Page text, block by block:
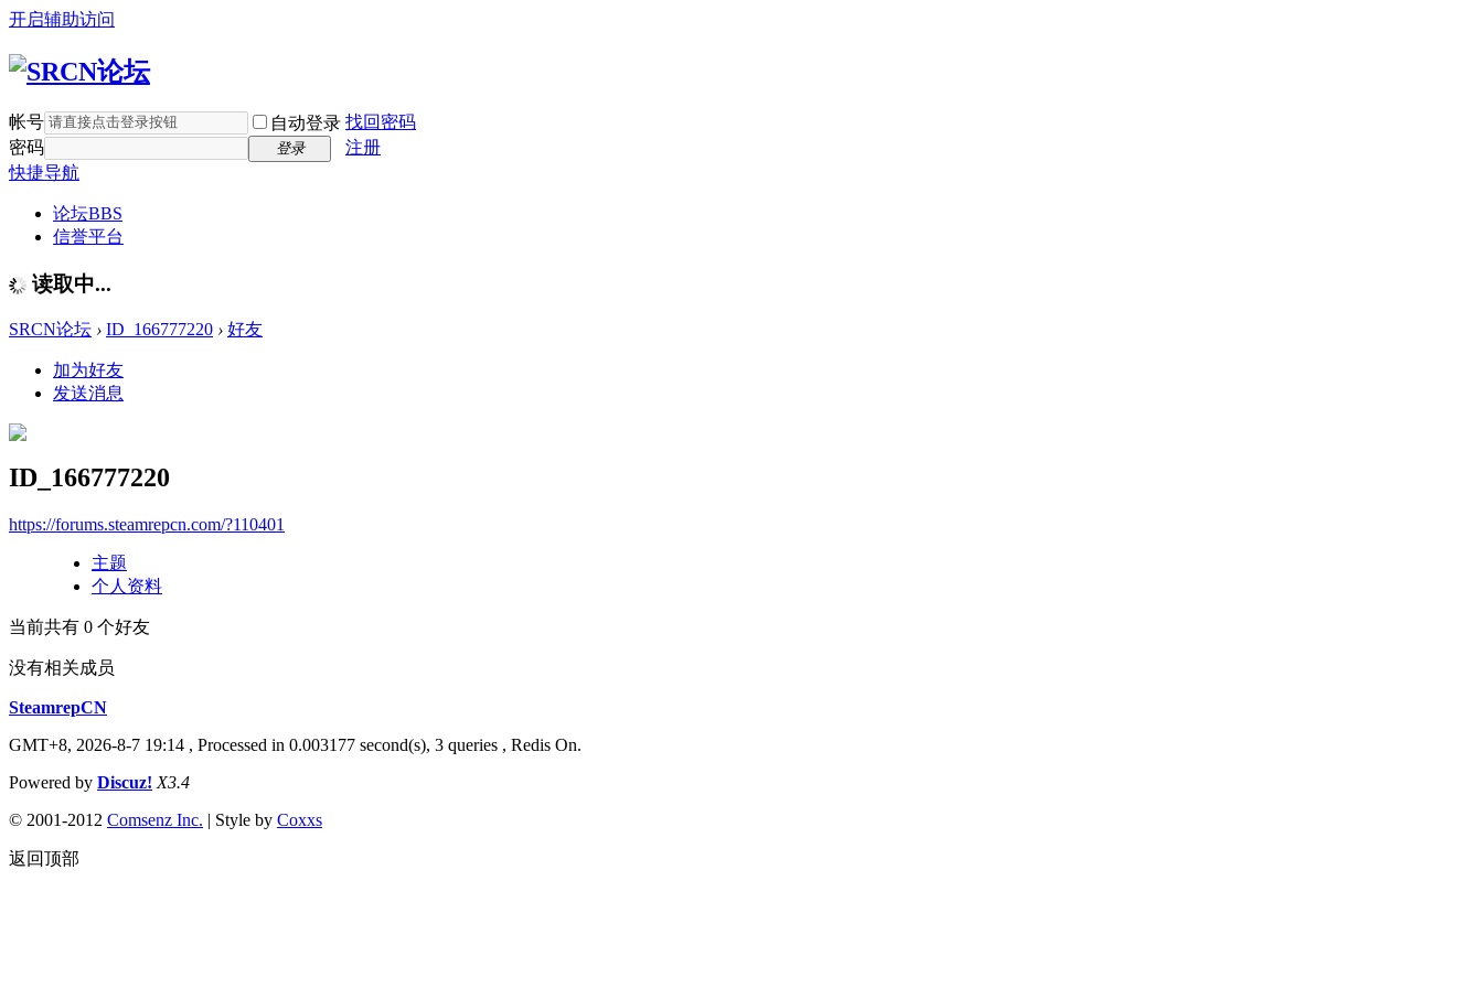
开启辅助访问
帐号 自动登录 找回密码
密码
登录
注册
快捷导航
论坛BBS
信誉平台
读取中...
SRCN论坛 › ID_166777220 › 好友
加为好友
发送消息
ID_166777220
https://forums.steamrepcn.com/?110401
主题
个人资料
当前共有 0 个好友
没有相关成员
SteamrepCN
GMT+8, 2026-8-7 19:14 , Processed in 0.003177 second(s), 3 queries , Redis On.
Powered by Discuz! X3.4
© 2001-2012 Comsenz Inc. | Style by Coxxs
返回顶部